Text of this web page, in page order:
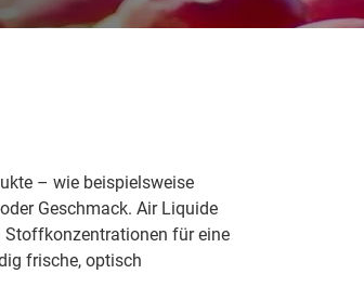
– wie beispielsweise
Geschmack. Air Liquide
Stoffkonzentrationen für eine
frische, optisch